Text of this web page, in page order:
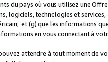
du pays où vous utilisez une
logiciels, technologies et services,
et (g) que les informations
en vous connectant à
attendre à tout moment de